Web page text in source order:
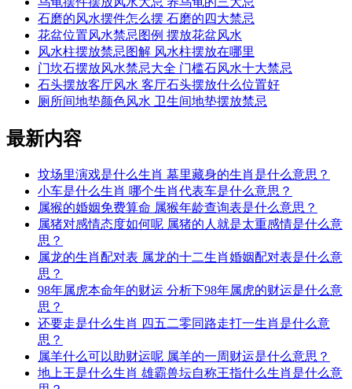
石磨的风水摆件怎么摆 石磨的四大禁忌
花盆位置风水禁忌图例 摆放花盆风水
风水柱摆放禁忌图解 风水柱摆放在哪里
门坎石摆放风水禁忌大全 门槛石风水十大禁忌
石头摆放客厅风水 客厅石头摆放什么位置好
厕所间地垫颜色风水 卫生间地垫摆放禁忌
最新内容
坟场里演戏是什么生肖 墓里藏身的生肖是什么意思？
小车是什么生肖 哪个生肖代表车是什么意思？
属猴的婚姻免费算命 属猴年龄查询表是什么意思？
属猪对感情态度如何呢 属猪的人就是太重感情是什么意
思？
属龙的生肖配对表 属龙的十二生肖婚姻配对表是什么意
思？
98年属虎本命年的财运 分析下98年属虎的财运是什么意
思？
还要走是什么生肖 四五二零同路走打一生肖是什么意
思？
属羊什么可以助财运呢 属羊的一周财运是什么意思？
地上王是什么生肖 雄霸兽坛自称王指什么生肖是什么意